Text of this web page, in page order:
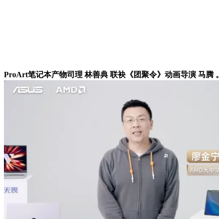
ProArt笔记本产物司理 林善典 联袂《团聚令》动画导演 马腾